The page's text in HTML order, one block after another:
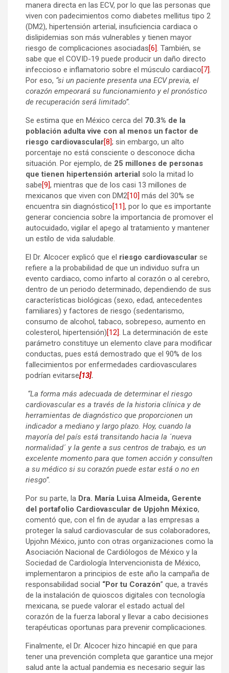
manera directa en las ECV, por lo que las personas que
viven con padecimientos como diabetes mellitus tipo 2
(DM2), hipertensión arterial, insuficiencia cardiaca o
dislipidemias son más vulnerables y tienen mayor
riesgo de complicaciones asociadas[6]. También, se
sabe que el COVID-19 puede producir un daño directo
infeccioso e inflamatorio sobre el músculo cardiaco[7].
Por eso, “si un paciente presenta una ECV previa, el
corazón empeorará su funcionamiento y el pronóstico
de recuperación será limitado”.
Se estima que en México cerca del 70.3% de la
población adulta vive con al menos un factor de
riesgo cardiovascular[8]; sin embargo, un alto
porcentaje no está consciente o desconoce dicha
situación. Por ejemplo, de 25 millones de personas
que tienen hipertensión arterial solo la mitad lo
sabe[9], mientras que de los casi 13 millones de
mexicanos que viven con DM2[10] más del 30% se
encuentra sin diagnóstico[11], por lo que es importante
generar conciencia sobre la importancia de promover el
autocuidado, vigilar el apego al tratamiento y mantener
un estilo de vida saludable.
El Dr. Alcocer explicó que el riesgo cardiovascular se
refiere a la probabilidad de que un individuo sufra un
evento cardiaco, como infarto al corazón o al cerebro,
dentro de un periodo determinado, dependiendo de sus
características biológicas (sexo, edad, antecedentes
familiares) y factores de riesgo (sedentarismo,
consumo de alcohol, tabaco, sobrepeso, aumento en
colesterol, hipertensión)[12]. La determinación de este
parámetro constituye un elemento clave para modificar
conductas, pues está demostrado que el 90% de los
fallecimientos por enfermedades cardiovasculares
podrían evitarse[13].
“La forma más adecuada de determinar el riesgo
cardiovascular es a través de la historia clínica y de
herramientas de diagnóstico que proporcionen un
indicador a mediano y largo plazo. Hoy, cuando la
mayoría del país está transitando hacia la ´nueva
normalidad´ y la gente a sus centros de trabajo, es un
excelente momento para que tomen acción y consulten
a su médico si su corazón puede estar está o no en
riesgo”.
Por su parte, la Dra. María Luisa Almeida, Gerente
del portafolio Cardiovascular de Upjohn México,
comentó que, con el fin de ayudar a las empresas a
proteger la salud cardiovascular de sus colaboradores,
Upjohn México, junto con otras organizaciones como la
Asociación Nacional de Cardiólogos de México y la
Sociedad de Cardiología Intervencionista de México,
implementaron a principios de este año la campaña de
responsabilidad social “Por tu Corazón” que, a través
de la instalación de quioscos digitales con tecnología
mexicana, se puede valorar el estado actual del
corazón de la fuerza laboral y llevar a cabo decisiones
terapéuticas oportunas para prevenir complicaciones.
Finalmente, el Dr. Alcocer hizo hincapié en que para
tener una prevención completa que garantice una mejor
salud ante la actual pandemia es necesario seguir las